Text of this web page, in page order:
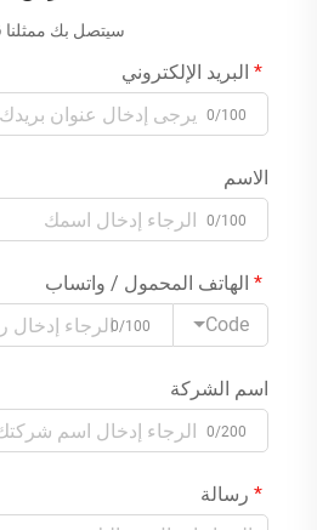
سيتصل بك ممثلنا
البريد الإلكتروني
0/100
الاسم
0/100
الهاتف المحمول / واتساب
Code
0/100
اسم الشركة
0/200
رسالة